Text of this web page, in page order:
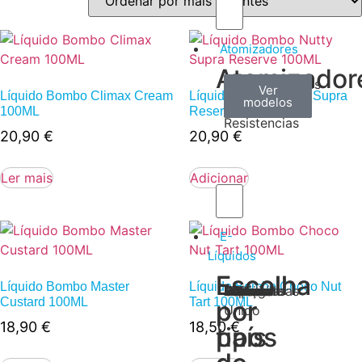
Atomizadores
Claromizadores
Ver
modelos
Reconstruíveis
Ver
modelos
Resistencias
Ver
modelos
E-
Líquidos
Escolha
por
tipos
Tabaco
Frutas
Bebidas
Frescos
Sobremesas
Escolha
por
país
Portugal
Alemanha
USA
Reino
Unido
Canadá
França
Malásia
Filipinas
Espanha
Polónia
Grécia
Líquido Bombo Climax Cream
100ML
20,90 €
Ler mais
Líquido Bombo Nutty Supra
Reserve 100ML
20,90 €
Adicionar
Líquido Bombo Master
Custard 100ML
18,90 €
Líquido Bombo Choco Nut
Tart 100ML
18,50€